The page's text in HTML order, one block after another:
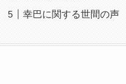
幸巴に関する世間の声